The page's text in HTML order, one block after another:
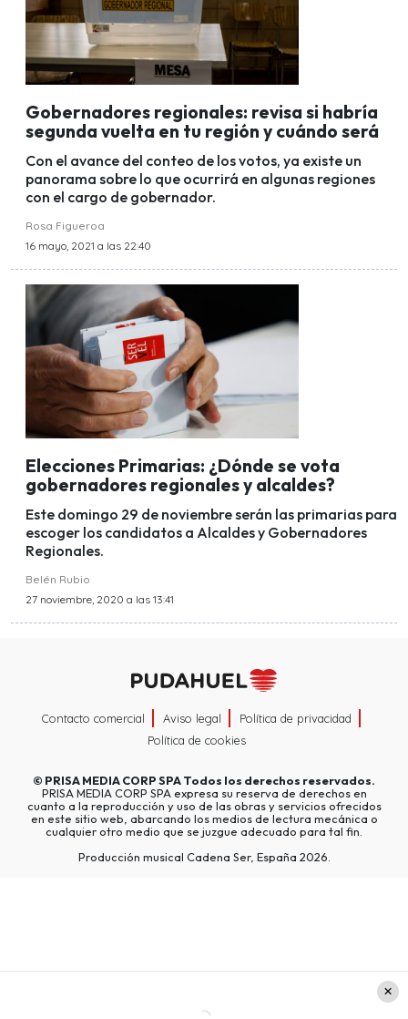
Gobernadores regionales: revisa si habría
segunda vuelta en tu región y cuándo será
Con el avance del conteo de los votos, ya existe un
panorama sobre lo que ocurrirá en algunas regiones
con el cargo de gobernador.
Rosa Figueroa
16 mayo, 2021 a las 22:40
Elecciones Primarias: ¿Dónde se vota
gobernadores regionales y alcaldes?
Este domingo 29 de noviembre serán las primarias para
escoger los candidatos a Alcaldes y Gobernadores
Regionales.
Belén Rubio
27 noviembre, 2020 a las 13:41
Contacto comercial Aviso legal
Política de privacidad
Política de cookies
© PRISA MEDIA CORP SPATodos los derechos reservados.
PRISA MEDIA CORP SPA expresa su reserva de derechos en
cuanto a la reproducción y uso de las obras y servicios ofrecidos
en este sitio web, abarcando los medios de lectura mecánica o
cualquier otro medio que se juzgue adecuado para tal fin.
Producción musical Cadena Ser, España 2026.